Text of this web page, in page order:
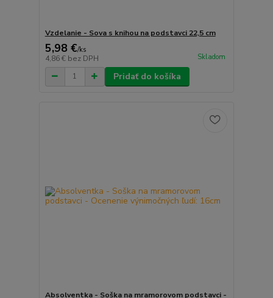
Vzdelanie - Sova s knihou na podstavci 22,5 cm
5,98 €/ks
4,86 € bez DPH Skladom
Pridať do košíka
Absolventka - Soška na mramorovom podstavci -